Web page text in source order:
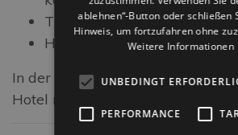
Tiefgaragen im
Hotelparkplätze
In der Hochsaison (Juni–August)
Hotel mit reserviertem Parkplatz.
ablehnen“-Button oder schließen
Hinweis, um fortzufahren ohne
Weitere Informationen
UNBEDINGT
PERFORMANCE